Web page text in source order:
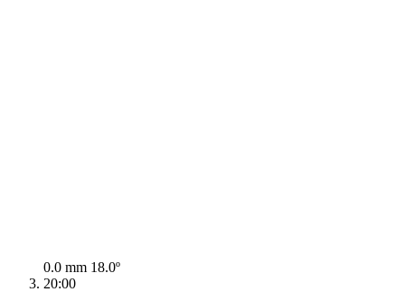
0.0 mm 18.0º
20:00